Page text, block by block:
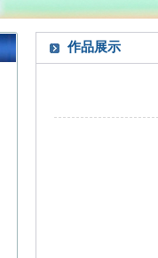
作品展示